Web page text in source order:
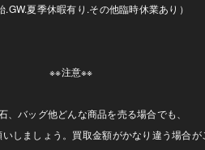
.GW.夏季休暇有り.その他臨時休業あり）
※※注意※※
、バッグ他どんな商品を売る場合でも、
しましょう。買取金額がかなり違う場合が